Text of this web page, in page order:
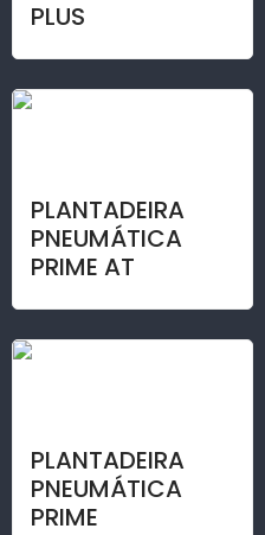
PLUS
PLANTADEIRA
PNEUMÁTICA
PRIME AT
PLANTADEIRA
PNEUMÁTICA
PRIME